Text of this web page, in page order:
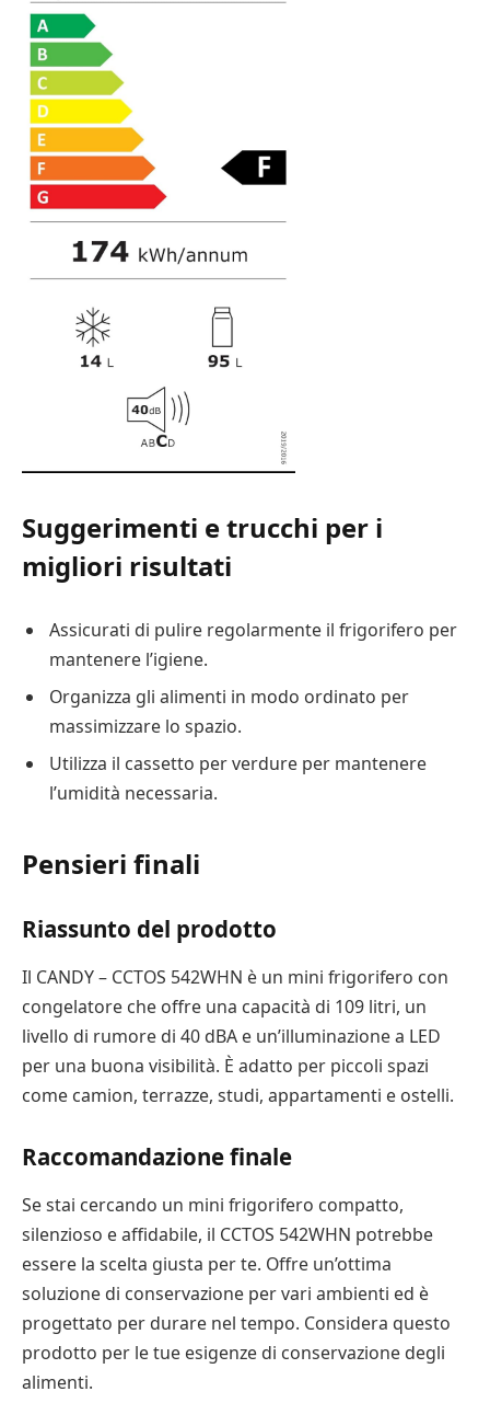
Suggerimenti e trucchi per i
migliori risultati
Assicurati di pulire regolarmente il frigorifero per
mantenere l’igiene.
Organizza gli alimenti in modo ordinato per
massimizzare lo spazio.
Utilizza il cassetto per verdure per mantenere
l’umidità necessaria.
Pensieri finali
Riassunto del prodotto
Il CANDY – CCTOS 542WHN è un mini frigorifero con
congelatore che offre una capacità di 109 litri, un
livello di rumore di 40 dBA e un’illuminazione a LED
per una buona visibilità. È adatto per piccoli spazi
come camion, terrazze, studi, appartamenti e ostelli.
Raccomandazione finale
Se stai cercando un mini frigorifero compatto,
silenzioso e affidabile, il CCTOS 542WHN potrebbe
essere la scelta giusta per te. Offre un’ottima
soluzione di conservazione per vari ambienti ed è
progettato per durare nel tempo. Considera questo
prodotto per le tue esigenze di conservazione degli
alimenti.